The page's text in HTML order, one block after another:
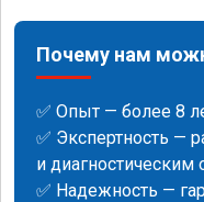
Почему нам
✅ Опыт — более 8
✅ Экспертность —
и диагностическим
✅ Надежность —